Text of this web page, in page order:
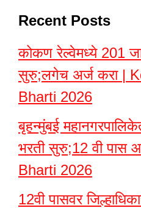
Recent Posts
कोकण रेल्वेमध्ये 201
सुरु;लगेच अर्ज करा |
Bharti 2026
बृहन्मुंबई
भरती सुरु;12 वी पास
Bharti 2026
12वी पासवर